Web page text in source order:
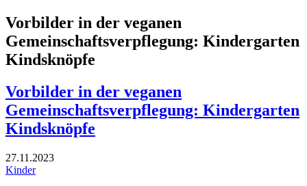
Vorbilder in der veganen
Gemeinschaftsverpflegung: Kindergarten
Kindsknöpfe
Vorbilder in der veganen
Gemeinschaftsverpflegung: Kindergarten
Kindsknöpfe
27.11.2023
Kinder